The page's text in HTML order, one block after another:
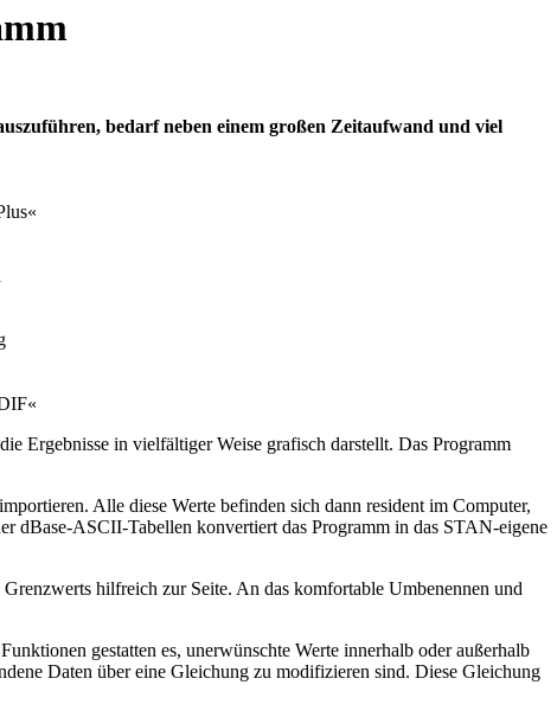
bedarf neben einem großen Zeitaufwand und viel
Ergebnisse in vielfältiger Weise grafisch darstellt. Das Programm
Alle diese Werte befinden sich dann resident im Computer,
dBase-ASCII-Tabellen konvertiert das Programm in das STAN-eigene
hilfreich zur Seite. An das komfortable Umbenennen und
gestatten es, unerwünschte Werte innerhalb oder außerhalb
Daten über eine Gleichung zu modifizieren sind. Diese Gleichung